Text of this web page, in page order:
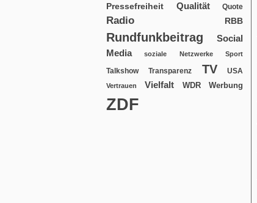
Pressefreiheit Qualität Quote
Radio RBB
Rundfunkbeitrag
Social
Media
soziale Netzwerke Sport
Talkshow Transparenz TV USA
Vertrauen Vielfalt WDR Werbung
ZDF